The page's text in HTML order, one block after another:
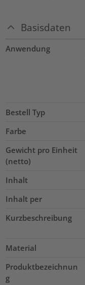
Basisdaten
Anwendung
Bestell Typ
Farbe
Gewicht pro Einheit
(netto)
Inhalt
Inhalt per
Kurzbeschreibung
Material
Produktbezeichnun
g